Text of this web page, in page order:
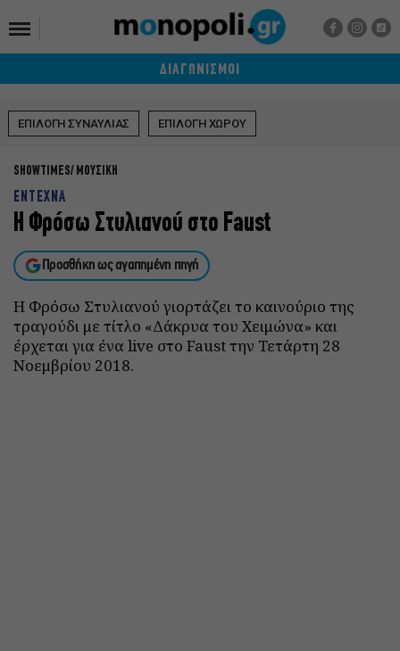
ΔΙΑΓΩΝΙΣΜΟΙ
ΕΠΙΛΟΓΗ ΣΥΝΑΥΛΙΑΣ ΕΠΙΛΟΓΗ ΧΩΡΟΥ
SHOWTIMES ΜΟΥΣΙΚΗ
ΕΝΤΕΧΝΑ
Η Φρόσω Στυλιανού στο Faust
Προσθήκη ως αγαπημένη πηγή
Η Φρόσω Στυλιανού γιορτάζει το καινούριο της
τραγούδι με τίτλο «Δάκρυα του Χειμώνα» και
έρχεται για ένα live στο Faust την Τετάρτη 28
Νοεμβρίου 2018.